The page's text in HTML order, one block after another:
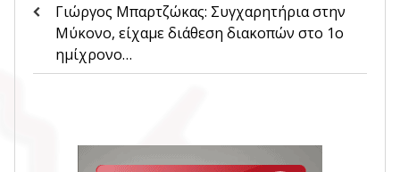
Γιώργος Μπαρτζώκας: Συγχαρητήρια στην
Μύκονο, είχαμε διάθεση διακοπών στο 1ο
ημίχρονο…